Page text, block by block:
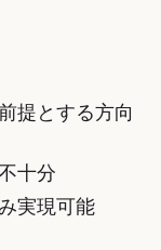
提とする方向
十分
実現可能